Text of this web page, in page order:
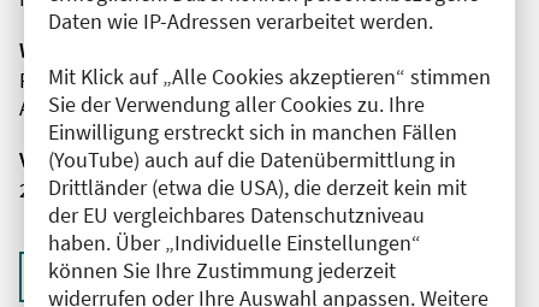
Daten wie IP-Adressen verarbeitet werden.
Mit Klick auf „Alle Cookies akzeptieren“ stimmen
Sie der Verwendung aller Cookies zu. Ihre
Einwilligung erstreckt sich in manchen Fällen
(YouTube) auch auf die Datenübermittlung in
Drittländer (etwa die USA), die derzeit kein mit
der EU vergleichbares Datenschutzniveau
haben. Über „Individuelle Einstellungen“
können Sie Ihre Zustimmung jederzeit
widerrufen oder Ihre Auswahl anpassen. Weitere
Wissenschaftliche Leitung
Frau Dr. med. Kristina Gerstetter-Schmidt
AnthroMed Berlin-Brandenburg gGmbH
Veranstaltungsnummer
2761102025065500091
Zurück zur Übersicht